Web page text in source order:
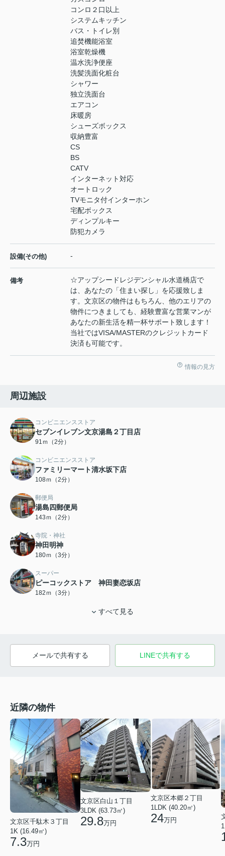
コンロ２口以上
システムキッチン
バス・トイレ別
追焚機能浴室
浴室乾燥機
温水洗浄便座
洗髪洗面化粧台
シャワー
独立洗面台
エアコン
床暖房
シューズボックス
収納豊富
CS
BS
CATV
インターネット対応
オートロック
TVモニタ付インターホン
宅配ボックス
ディンプルキー
防犯カメラ
設備(その他) -
備考
☆アップシードレジデンシャル水道橋店で
は、あなたの「住まい探し」を応援致しま
す。文京区の物件はもちろん、他のエリアの
物件につきましても、経験豊富な営業マンが
あなたの新生活を精一杯サポート致します！
当社ではVISA/MASTERのクレジットカード
決済も可能です。
情報の見方
周辺施設
コンビニエンスストア
セブンイレブン文京湯島２丁目店
91ｍ（2分）
コンビニエンスストア
ファミリーマート清水坂下店
108ｍ（2分）
郵便局
湯島四郵便局
143ｍ（2分）
寺院・神社
神田明神
180ｍ（3分）
スーパー
ピーコックストア 神田妻恋坂店
182ｍ（3分）
すべて見る
メールで共有する LINEで共有する
近隣の物件
文京区千駄木３丁目
1K (16.49㎡)
7.3万円
文京区白山１丁目
3LDK (63.73㎡)
29.8万円
文京区本郷２丁目
1LDK (40.20㎡)
24万円